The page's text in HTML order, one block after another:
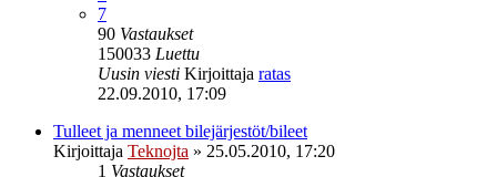
7
90 Vastaukset
150033 Luettu
Uusin viesti Kirjoittaja ratas
22.09.2010, 17:09
Tulleet ja menneet bilejärjestöt/bileet
Kirjoittaja Teknojta » 25.05.2010, 17:20
1 Vastaukset